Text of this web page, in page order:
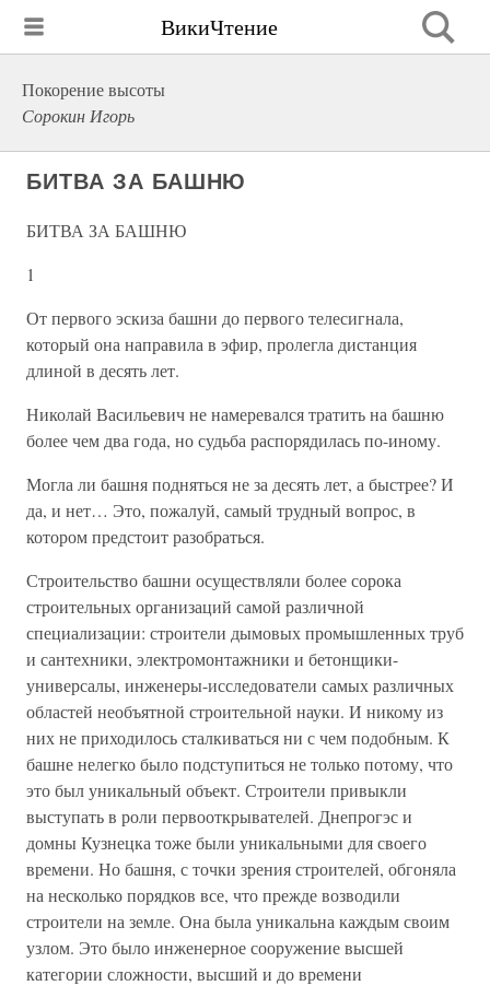
ВикиЧтение
Покорение высоты
Сорокин Игорь
БИТВА ЗА БАШНЮ
БИТВА ЗА БАШНЮ
1
От первого эскиза башни до первого телесигнала,
который она направила в эфир, пролегла дистанция
длиной в десять лет.
Николай Васильевич не намеревался тратить на башню
более чем два года, но судьба распорядилась по-иному.
Могла ли башня подняться не за десять лет, а быстрее? И
да, и нет… Это, пожалуй, самый трудный вопрос, в
котором предстоит разобраться.
Строительство башни осуществляли более сорока
строительных организаций самой различной
специализации: строители дымовых промышленных труб
и сантехники, электромонтажники и бетонщики-
универсалы, инженеры-исследователи самых различных
областей необъятной строительной науки. И никому из
них не приходилось сталкиваться ни с чем подобным. К
башне нелегко было подступиться не только потому, что
это был уникальный объект. Строители привыкли
выступать в роли первооткрывателей. Днепрогэс и
домны Кузнецка тоже были уникальными для своего
времени. Но башня, с точки зрения строителей, обгоняла
на несколько порядков все, что прежде возводили
строители на земле. Она была уникальна каждым своим
узлом. Это было инженерное сооружение высшей
категории сложности, высший и до времени